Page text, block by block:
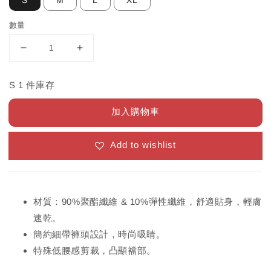
數量
S 1 件庫存
加入購物車
Add to wishlist
材質：90%聚酯纖維 & 10%彈性纖維，舒適貼身，輕膚
速乾。
簡約細帶褲頭設計，時尚吸睛。
特殊低腰感剪裁，凸顯襠部。